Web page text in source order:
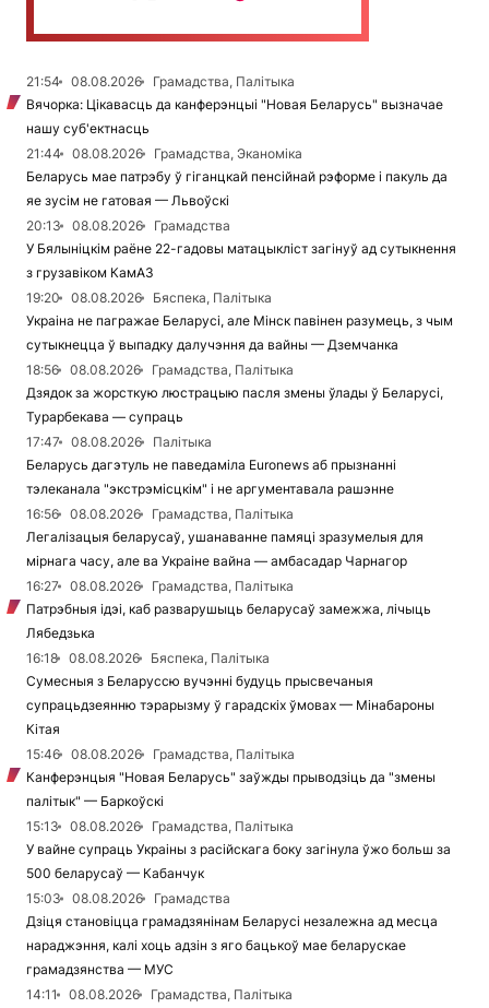
21:54 08.08.2026
Грамадства, Палітыка
Вячорка: Цікавасць да канферэнцыі "Новая Беларусь" вызначае
нашу суб'ектнасць
21:44
08.08.2026
Грамадства, Эканоміка
Беларусь мае патрэбу ў гіганцкай пенсійнай рэформе і пакуль да
яе зусім не гатовая — Львоўскі
20:13
08.08.2026
Грамадства
У Бялыніцкім раёне 22-гадовы матацыкліст загінуў ад сутыкнення
з грузавіком КамАЗ
19:20
08.08.2026
Бяспека, Палітыка
Украіна не пагражае Беларусі, але Мінск павінен разумець, з чым
сутыкнецца ў выпадку далучэння да вайны — Дземчанка
18:56
08.08.2026
Грамадства, Палітыка
Дзядок за жорсткую люстрацыю пасля змены ўлады ў Беларусі,
Турарбекава — супраць
17:47
08.08.2026
Палітыка
Беларусь дагэтуль не паведаміла Euronews аб прызнанні
тэлеканала "экстрэмісцкім" і не аргументавала рашэнне
16:56
08.08.2026
Грамадства, Палітыка
Легалізацыя беларусаў, ушанаванне памяці зразумелыя для
мірнага часу, але ва Украіне вайна — амбасадар Чарнагор
16:27
08.08.2026
Грамадства, Палітыка
Патрэбныя ідэі, каб разварушыць беларусаў замежжа, лічыць
Лябедзька
16:18
08.08.2026
Бяспека, Палітыка
Сумесныя з Беларуссю вучэнні будуць прысвечаныя
супрацьдзеянню тэрарызму ў гарадскіх ўмовах — Мінабароны
Кітая
15:46
08.08.2026
Грамадства, Палітыка
Канферэнцыя "Новая Беларусь" заўжды прыводзіць да "змены
палітык" — Баркоўскі
15:13
08.08.2026
Грамадства, Палітыка
У вайне супраць Украіны з расійскага боку загінула ўжо больш за
500 беларусаў — Кабанчук
15:03
08.08.2026
Грамадства
Дзіця становіцца грамадзянінам Беларусі незалежна ад месца
нараджэння, калі хоць адзін з яго бацькоў мае беларускае
грамадзянства — МУС
14:11
08.08.2026
Грамадства, Палітыка